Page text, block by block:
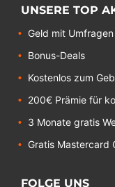
UNSERE TOP
Geld mit
Bonus-Deals
Kostenlos zum
200€ Prämie für
3 Monate gratis
Gratis Mastercard
FOLGE UNS